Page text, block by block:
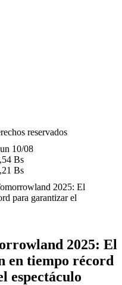
reservados
10/08
Bs
Bs
2025: El
para garantizar el
2025: El
en tiempo récord
espectáculo